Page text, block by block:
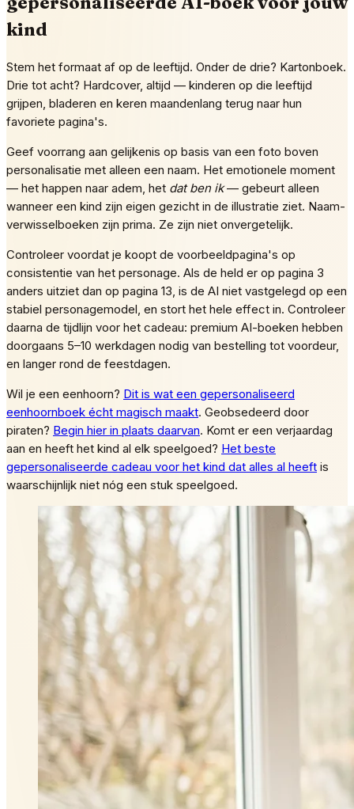
kind
Stem het formaat af op de leeftijd. Onder de drie? Kartonboek.
Drie tot acht? Hardcover, altijd — kinderen op die leeftijd
grijpen, bladeren en keren maandenlang terug naar hun
favoriete pagina's.
Geef voorrang aan gelijkenis op basis van een foto boven
personalisatie met alleen een naam. Het emotionele moment
— het happen naar adem, het dat ben ik— gebeurt alleen
wanneer een kind zijn eigen gezicht in de illustratie ziet. Naam-
verwisselboeken zijn prima. Ze zijn niet onvergetelijk.
Controleer voordat je koopt de voorbeeldpagina's op
consistentie van het personage. Als de held er op pagina 3
anders uitziet dan op pagina 13, is de AI niet vastgelegd op een
stabiel personagemodel, en stort het hele effect in. Controleer
daarna de tijdlijn voor het cadeau: premium AI-boeken hebben
doorgaans 5–10 werkdagen nodig van bestelling tot voordeur,
en langer rond de feestdagen.
Wil je een eenhoorn? Dit is wat een gepersonaliseerd
eenhoornboek écht magisch maakt. Geobsedeerd door
piraten? Begin hier in plaats daarvan. Komt er een verjaardag
aan en heeft het kind al elk speelgoed? Het beste
gepersonaliseerde cadeau voor het kind dat alles al heeft is
waarschijnlijk niet nóg een stuk speelgoed.